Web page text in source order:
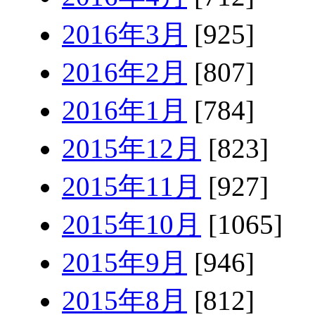
2016年3月 [925]
2016年2月 [807]
2016年1月 [784]
2015年12月 [823]
2015年11月 [927]
2015年10月 [1065]
2015年9月 [946]
2015年8月 [812]